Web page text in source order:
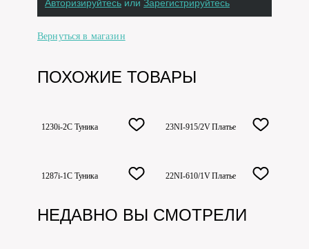
Авторизируйтесь или Зарегистрируйтесь
Вернуться в магазин
ПОХОЖИЕ ТОВАРЫ
1230i-2C Туника 23NI-915/2V Платье
1287i-1C Туника 22NI-610/1V Платье
НЕДАВНО ВЫ СМОТРЕЛИ